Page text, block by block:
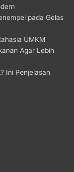
pada Gelas
UMKM
Agar Lebih
Ini Penjelasan